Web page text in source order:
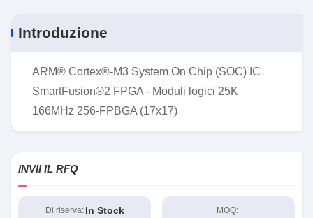
Introduzione
ARM® Cortex®-M3 System On Chip (SOC) IC
SmartFusion®2 FPGA - Moduli logici 25K
166MHz 256-FPBGA (17x17)
INVII IL RFQ
Di riserva: In Stock MOQ: